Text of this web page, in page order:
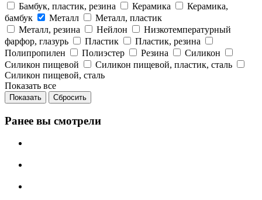
Бамбук, пластик, резина
Керамика
Керамика,
бамбук
Металл
Металл, пластик
Металл, резина
Нейлон
Низкотемпературный
фарфор, глазурь
Пластик
Пластик, резина
Полипропилен
Полиэстер Резина
Силикон
Силикон пищевой
Силикон пищевой, пластик, сталь
Силикон пищевой, сталь
Показать все
Сбросить
Ранее вы смотрели